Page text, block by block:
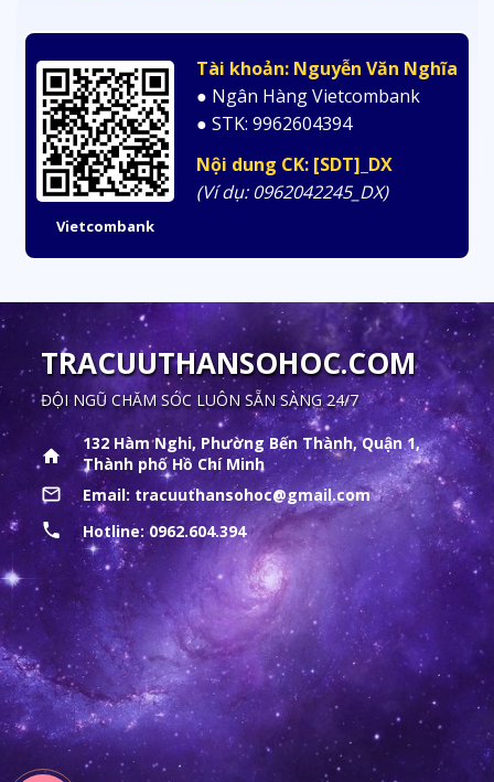
Nội dung CK: [SDT]_DX
(Ví dụ: 0962042245_DX)
Vietcombank
Tài khoản: Nguyễn Văn Nghĩa
● Ngân Hàng Vietcombank
● STK: 9962604394
ĐỘI NGŨ CHĂM SÓC LUÔN SẴN SÀNG 24/7
132 Hàm Nghi, Phường Bến Thành, Quận 1,
Thành phố Hồ Chí Minh
TRACUUTHANSOHOC.COM
Email: tracuuthansohoc@gmail.com
Hotline: 0962.604.394